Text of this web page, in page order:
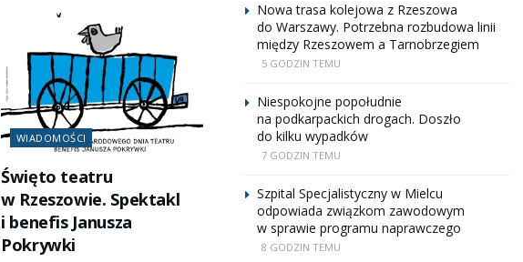
WIADOMOŚCI
Święto teatru
w Rzeszowie. Spektakl
i benefis Janusza
Pokrywki
Nowa trasa kolejowa z Rzeszowa
do Warszawy. Potrzebna rozbudowa linii
między Rzeszowem a Tarnobrzegiem
5 GODZIN TEMU
Niespokojne popołudnie
na podkarpackich drogach. Doszło
do kilku wypadków
7 GODZIN TEMU
Szpital Specjalistyczny w Mielcu
odpowiada związkom zawodowym
w sprawie programu naprawczego
8 GODZIN TEMU